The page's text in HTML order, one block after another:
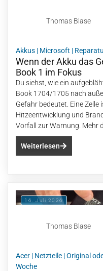
Thomas Blase
Akkus | Microsoft |
Wenn der Akku das
Book 1 im Fokus
Du siehst, wie ein
Book 1704/1705 nach
Gefahr bedeutet. Eine Zelle
Hitzeentwicklung und
Vorfall zur Warnung. Mehr
Weiterlesen
16. Juli 2026
Thomas Blase
Acer | Netzteile |Original
Woche